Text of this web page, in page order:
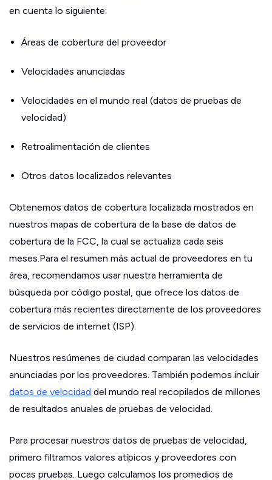
en cuenta lo siguiente:
Áreas de cobertura del proveedor
Velocidades anunciadas
Velocidades en el mundo real (datos de pruebas de
velocidad)
Retroalimentación de clientes
Otros datos localizados relevantes
Obtenemos datos de cobertura localizada mostrados en
nuestros mapas de cobertura de la base de datos de
cobertura de la FCC, la cual se actualiza cada seis
meses.Para el resumen más actual de proveedores en tu
área, recomendamos usar nuestra herramienta de
búsqueda por código postal, que ofrece los datos de
cobertura más recientes directamente de los proveedores
de servicios de internet (ISP).
Nuestros resúmenes de ciudad comparan las velocidades
anunciadas por los proveedores. También podemos incluir
datos de velocidad del mundo real recopilados de millones
de resultados anuales de pruebas de velocidad.
Para procesar nuestros datos de pruebas de velocidad,
primero filtramos valores atípicos y proveedores con
pocas pruebas. Luego calculamos los promedios de